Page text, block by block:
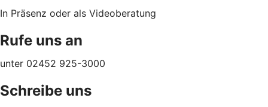
In Präsenz oder als Videoberatung
Rufe uns an
unter 02452 925-3000
Schreibe uns